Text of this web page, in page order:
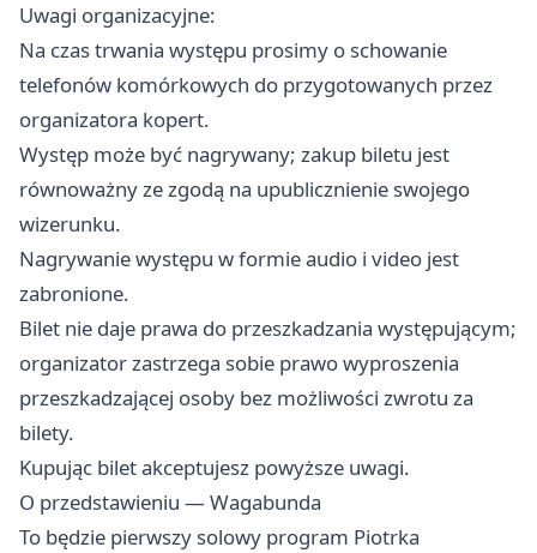
Uwagi organizacyjne:
Na czas trwania występu prosimy o schowanie
telefonów komórkowych do przygotowanych przez
organizatora kopert.
Występ może być nagrywany; zakup biletu jest
równoważny ze zgodą na upublicznienie swojego
wizerunku.
Nagrywanie występu w formie audio i video jest
zabronione.
Bilet nie daje prawa do przeszkadzania występującym;
organizator zastrzega sobie prawo wyproszenia
przeszkadzającej osoby bez możliwości zwrotu za
bilety.
Kupując bilet akceptujesz powyższe uwagi.
O przedstawieniu — Wagabunda
To będzie pierwszy solowy program Piotrka